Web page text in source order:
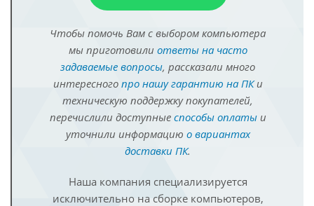
Чтобы помочь Вам с выбором компьютера
мы приготовили ответы на часто
задаваемые вопросы, рассказали много
интересного про нашу гарантию на ПКи
техническую поддержку покупателей,
перечислили доступные способы оплатыи
уточнили информацию о вариантах
доставки ПК.
Наша компания специализируется
исключительно на сборке компьютеров,